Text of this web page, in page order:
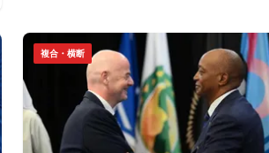
複合・横断